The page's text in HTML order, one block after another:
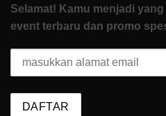
Selamat! Kamu menjadi
event terbaru dan promo